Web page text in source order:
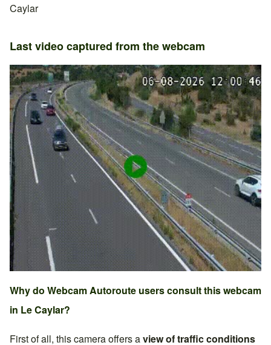
Caylar
Last video captured from the webcam
Why do Webcam Autoroute users consult this webcam
in Le Caylar?
First of all, this camera offers aview of traffic conditions